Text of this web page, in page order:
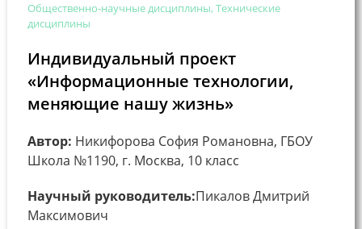
Общественно-научные дисциплины, Технические
дисциплины
Индивидуальный проект
«Информационные технологии,
меняющие нашу жизнь»
Автор: Никифорова София Романовна, ГБОУ
Школа №1190, г. Москва, 10 класс
Научный руководитель:Пикалов Дмитрий
Максимович